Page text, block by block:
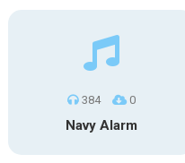
384 0
Navy Alarm